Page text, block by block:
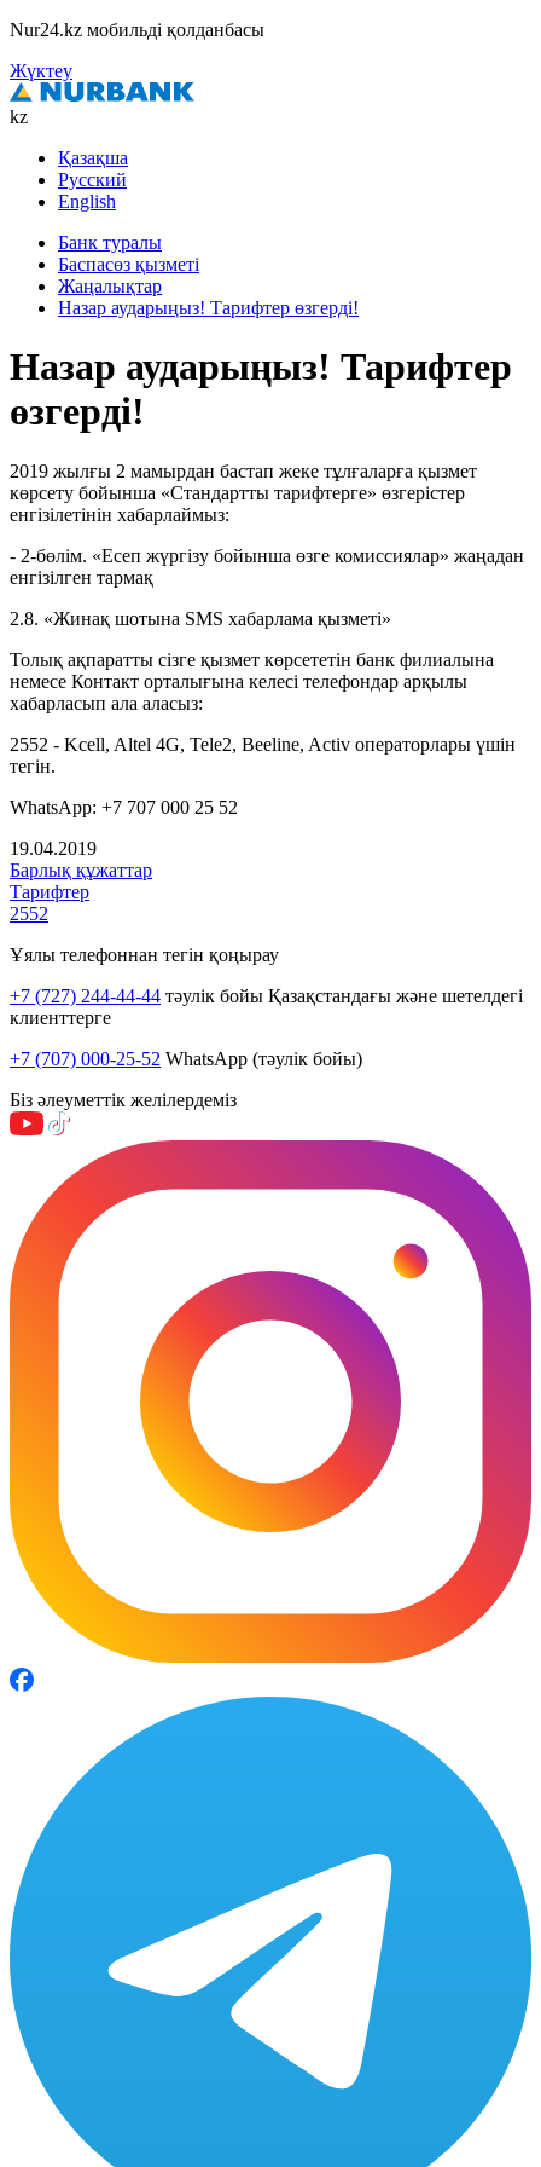
Nur24.kz мобильді қолданбасы
Жүктеу
kz
Қазақша
Русский
English
Банк туралы
Баспасөз қызметі
Жаңалықтар
Назар аударыңыз! Тарифтер өзгерді!
Назар аударыңыз! Тарифтер
өзгерді!
2019 жылғы 2 мамырдан бастап жеке тұлғаларға қызмет
көрсету бойынша «Стандартты тарифтерге» өзгерістер
енгізілетінін хабарлаймыз:
- 2-бөлім. «Есеп жүргізу бойынша өзге комиссиялар» жаңадан
енгізілген тармақ
2.8. «Жинақ шотына SMS хабарлама қызметі»
Толық ақпаратты сізге қызмет көрсететін банк филиалына
немесе Контакт орталығына келесі телефондар арқылы
хабарласып ала аласыз:
2552 - Kcell, Altel 4G, Tele2, Beeline, Activ операторлары үшін
тегін.
WhatsApp: +7 707 000 25 52
19.04.2019
Барлық құжаттар
Тарифтер
2552
Ұялы телефоннан тегін қоңырау
+7 (727) 244-44-44 тәулік бойы Қазақстандағы және шетелдегі
клиенттерге
+7 (707) 000-25-52 WhatsApp (тәулік бойы)
Біз әлеуметтік желілердеміз